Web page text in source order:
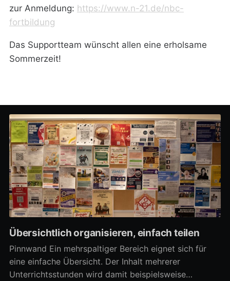
zur Anmeldung: https://www.n-21.de/nbc-
fortbildung
Das Supportteam wünscht allen eine erholsame
Sommerzeit!
Übersichtlich organisieren, einfach teilen
Pinnwand Ein mehrspaltiger Bereich eignet sich für
eine einfache Übersicht. Der Inhalt mehrerer
Unterrichtsstunden wird damit beispielsweise